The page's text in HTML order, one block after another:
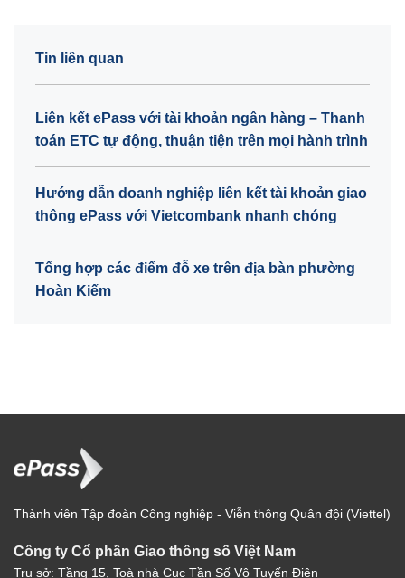
Tin liên quan
Liên kết ePass với tài khoản ngân hàng – Thanh
toán ETC tự động, thuận tiện trên mọi hành trình
Hướng dẫn doanh nghiệp liên kết tài khoản giao
thông ePass với Vietcombank nhanh chóng
Tổng hợp các điểm đỗ xe trên địa bàn phường
Hoàn Kiếm
Thành viên Tập đoàn Công nghiệp - Viễn thông Quân đội (Viettel)
Công ty Cổ phần Giao thông số Việt Nam
Trụ sở: Tầng 15, Toà nhà Cục Tần Số Vô Tuyến Điện